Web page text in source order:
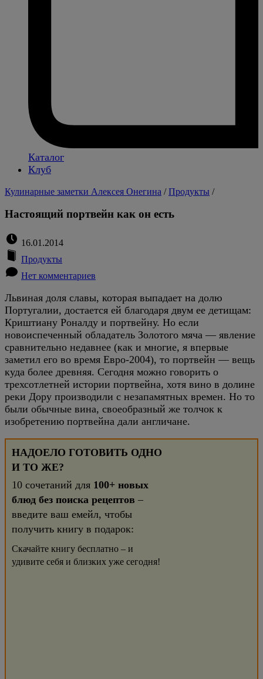
Каталог
Клуб
Кулинарные заметки Алексея Онегина /Продукты /
Настоящий портвейн как он есть
16.01.2014
Продукты
Нет комментариев
Львиная доля славы, которая выпадает на долю
Португалии, достается ей благодаря двум ее детищам:
Криштиану Роналду и портвейну. Но если
новоиспеченный обладатель Золотого мяча — явление
сравнительно недавнее (как и многие, я впервые
заметил его во время Евро-2004), то портвейн — вещь
куда более древняя. Сегодня можно говорить о
трехсотлетней истории портвейна, хотя вино в долине
реки Дору производили с незапамятных времен. Но то
были обычные вина, своеобразный же толчок к
изобретению портвейна дали англичане.
НАДОЕЛО ГОТОВИТЬ ОДНО
И ТО ЖЕ?
10 сочетаний для 100+ новых
блюд без поиска рецептов –
введите ваш емейл, чтобы
получить книгу в подарок:
Скачайте книгу бесплатно – и
удивите себя и близких уже сегодня!